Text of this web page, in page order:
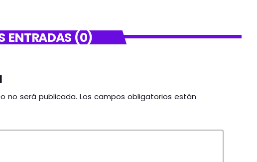
ENTRADAS (0)
no será publicada. Los campos obligatorios están